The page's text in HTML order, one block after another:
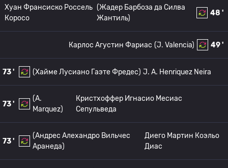
48 '
(Жадер Барбоза да Силва
Жантиль)
Хуан Франсиско Россель
Коросо
49 '
(J. Valencia)
Карлос Агустин Фариас
73 ' (Хайме Лусиано Гаэте Фредес) J. A. Henriquez Neira
73 '
(A.
Marquez)
Кристхоффер Игнасио Месиас
Сепульведа
73 '
(Андрес Алехандро Вильчес
Аранеда)
Диего Мартин Коэльо
Диас